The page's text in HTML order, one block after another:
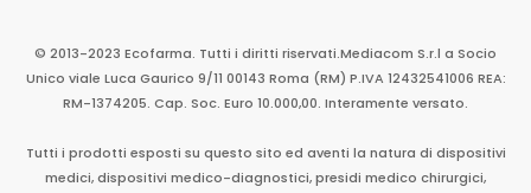
© 2013-2023 Ecofarma. Tutti i diritti riservati.Mediacom S.r.l a Socio
Unico viale Luca Gaurico 9/11 00143 Roma (RM) P.IVA 12432541006 REA:
RM-1374205. Cap. Soc. Euro 10.000,00. Interamente versato.
Tutti i prodotti esposti su questo sito ed aventi la natura di dispositivi
medici, dispositivi medico-diagnostici, presidi medico chirurgici,